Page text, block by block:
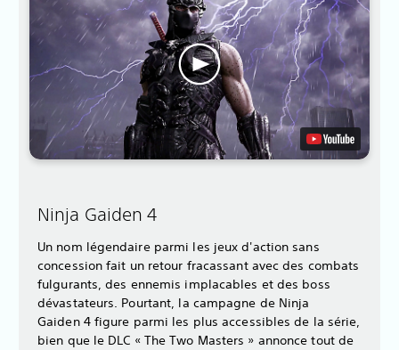
Ninja Gaiden 4
Un nom légendaire parmi les jeux d'action sans
concession fait un retour fracassant avec des combats
fulgurants, des ennemis implacables et des boss
dévastateurs. Pourtant, la campagne de Ninja
Gaiden 4 figure parmi les plus accessibles de la série,
bien que le DLC « The Two Masters » annonce tout de